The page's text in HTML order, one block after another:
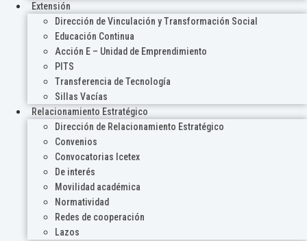
Extensión
Dirección de Vinculación y Transformación Social
Educación Continua
Acción E – Unidad de Emprendimiento
PITS
Transferencia de Tecnología
Sillas Vacías
Relacionamiento Estratégico
Dirección de Relacionamiento Estratégico
Convenios
Convocatorias Icetex
De interés
Movilidad académica
Normatividad
Redes de cooperación
Lazos